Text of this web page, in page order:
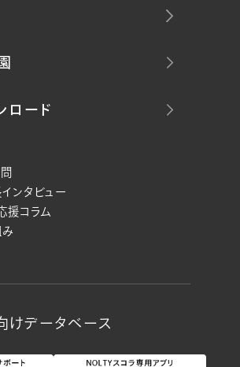
ロード
ンタビュー
援コラム
けデータベース